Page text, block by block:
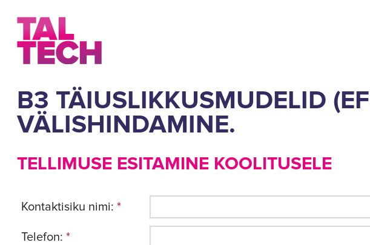
B3 TÄIUSLIKKUSMUDELID
VÄLISHINDAMINE.
TELLIMUSE ESITAMINE KOOLITUSELE
Kontaktisiku nimi: *
Telefon: *